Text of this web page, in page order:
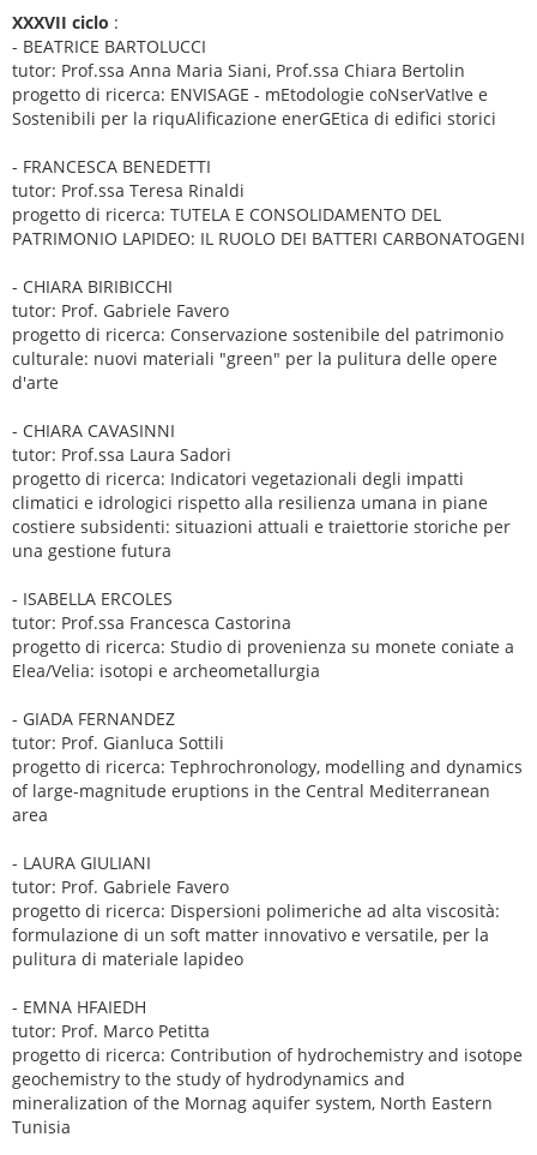
XXXVII ciclo :
- BEATRICE BARTOLUCCI
tutor: Prof.ssa Anna Maria Siani, Prof.ssa Chiara Bertolin
progetto di ricerca: ENVISAGE - mEtodologie coNserVatIve e
Sostenibili per la riquAlificazione enerGEtica di edifici storici
- FRANCESCA BENEDETTI
tutor: Prof.ssa Teresa Rinaldi
progetto di ricerca: TUTELA E CONSOLIDAMENTO DEL
PATRIMONIO LAPIDEO: IL RUOLO DEI BATTERI CARBONATOGENI
- CHIARA BIRIBICCHI
tutor: Prof. Gabriele Favero
progetto di ricerca: Conservazione sostenibile del patrimonio
culturale: nuovi materiali "green" per la pulitura delle opere
d'arte
- CHIARA CAVASINNI
tutor: Prof.ssa Laura Sadori
progetto di ricerca: Indicatori vegetazionali degli impatti
climatici e idrologici rispetto alla resilienza umana in piane
costiere subsidenti: situazioni attuali e traiettorie storiche per
una gestione futura
- ISABELLA ERCOLES
tutor: Prof.ssa Francesca Castorina
progetto di ricerca: Studio di provenienza su monete coniate a
Elea/Velia: isotopi e archeometallurgia
- GIADA FERNANDEZ
tutor: Prof. Gianluca Sottili
progetto di ricerca: Tephrochronology, modelling and dynamics
of large-magnitude eruptions in the Central Mediterranean
area
- LAURA GIULIANI
tutor: Prof. Gabriele Favero
progetto di ricerca: Dispersioni polimeriche ad alta viscosità:
formulazione di un soft matter innovativo e versatile, per la
pulitura di materiale lapideo
- EMNA HFAIEDH
tutor: Prof. Marco Petitta
progetto di ricerca: Contribution of hydrochemistry and isotope
geochemistry to the study of hydrodynamics and
mineralization of the Mornag aquifer system, North Eastern
Tunisia